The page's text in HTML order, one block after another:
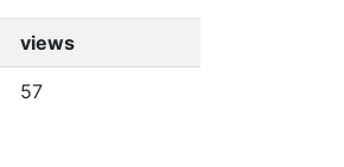
views
57